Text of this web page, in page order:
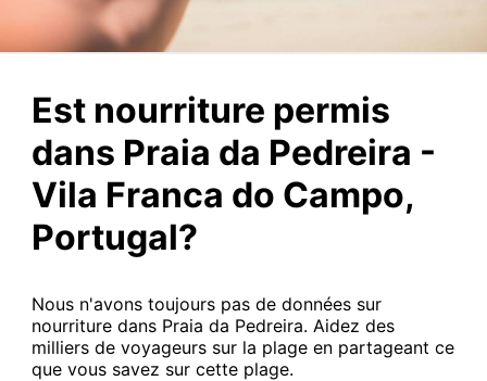
Est nourriture permis
dans Praia da Pedreira -
Vila Franca do Campo,
Portugal?
Nous n'avons toujours pas de données sur
nourriture dans Praia da Pedreira. Aidez des
milliers de voyageurs sur la plage en partageant ce
que vous savez sur cette plage.